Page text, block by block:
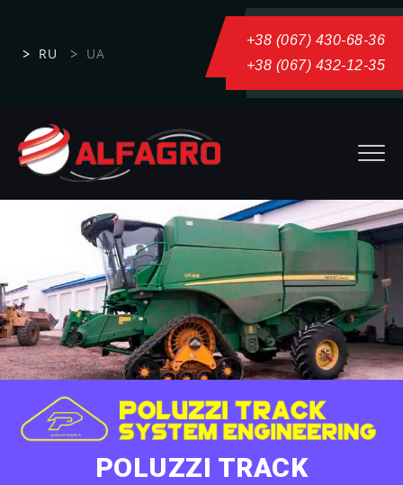
RU UA
+38 (067) 430-68-36
+38 (067) 432-12-35
POLUZZI TRACK